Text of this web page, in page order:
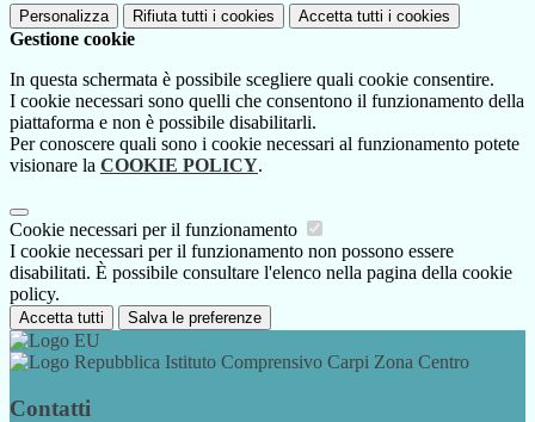
Personalizza Rifiuta tutti i cookies Accetta tutti i cookies
Gestione cookie
In questa schermata è possibile scegliere quali cookie consentire.
I cookie necessari sono quelli che consentono il funzionamento della
piattaforma e non è possibile disabilitarli.
Per conoscere quali sono i cookie necessari al funzionamento potete
visionare la COOKIE POLICY.
Cookie necessari per il funzionamento
I cookie necessari per il funzionamento non possono essere
disabilitati. È possibile consultare l'elenco nella pagina della cookie
policy.
Accetta tutti Salva le preferenze
Istituto Comprensivo Carpi Zona Centro
Contatti